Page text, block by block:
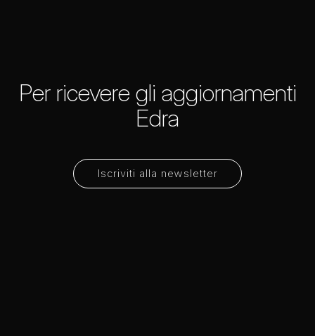
Iscriviti alla newsletter
Per ricevere gli aggiornamenti
Edra